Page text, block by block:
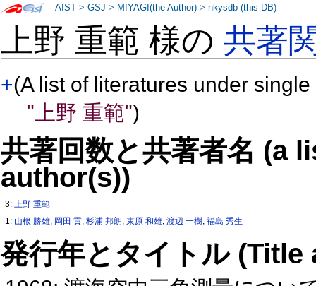
上野 重範 様の共著
+(A list of literatures under
"上野 重範")
共著回数と共著者名 (a
author(s))
3:上野 重範
1: 山根 勝雄, 岡田 貢,杉浦 邦朗, 束原 和雄,渡辺 一樹,福島 秀生
発行年とタイトル
AIST >GSJ > MIYAGI(the Author) >nkysdb (this DB)